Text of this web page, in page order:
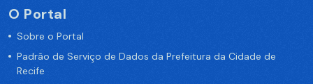
O Portal
Sobre o Portal
Padrão de Serviço de Dados da Prefeitura da Cidade de
Recife